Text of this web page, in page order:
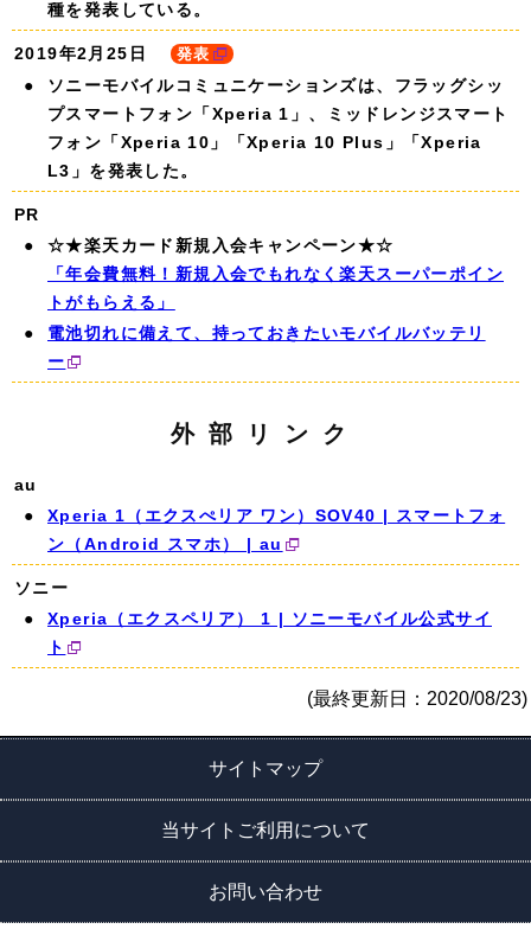
種を発表している。
2019年2月25日 発表
ソニーモバイルコミュニケーションズは、フラッグシッ
プスマートフォン「Xperia 1」、ミッドレンジスマート
フォン「Xperia 10」「Xperia 10 Plus」「Xperia
L3」を発表した。
PR
☆★楽天カード新規入会キャンペーン★☆
「年会費無料！新規入会でもれなく楽天スーパーポイン
トがもらえる」
電池切れに備えて、持っておきたいモバイルバッテリ
ー
外部リンク
au
Xperia 1（エクスぺリア ワン）SOV40 | スマートフォ
ン（Android スマホ） | au
ソニー
Xperia（エクスペリア） 1 | ソニーモバイル公式サイ
ト
(最終更新日：2020/08/23)
サイトマップ
当サイトご利用について
お問い合わせ